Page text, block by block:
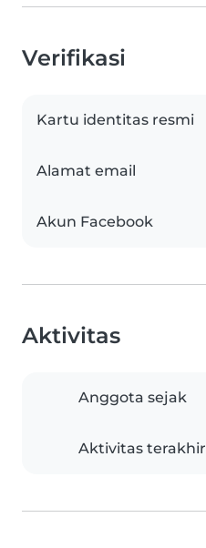
Verifikasi
Kartu identitas resmi
Alamat email
Akun Facebook
Aktivitas
Anggota sejak
Aktivitas terakhir